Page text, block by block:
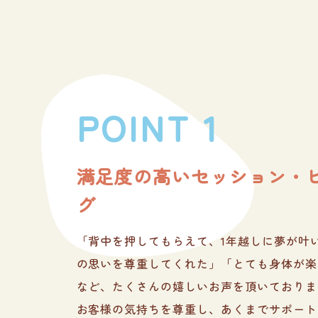
満足度の高いセッション・
グ
「背中を押してもらえて、1年越しに夢が叶
の思いを尊重してくれた」「とても身体が
など、たくさんの嬉しいお声を頂いており
お客様の気持ちを尊重し、あくまでサポー